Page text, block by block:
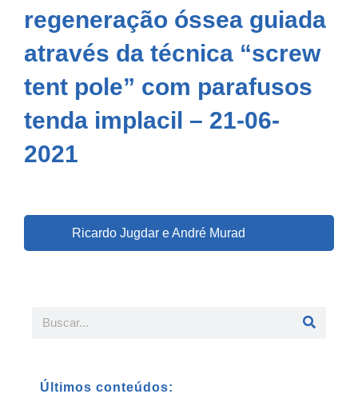
regeneração óssea guiada
através da técnica “screw
tent pole” com parafusos
tenda implacil – 21-06-
2021
Ricardo Jugdar e André Murad
Últimos conteúdos: